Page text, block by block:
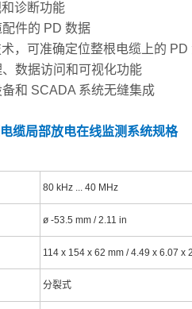
诊断功能
件的 PD 数据
，可准确定位整根电缆上的 PD
数据访问和可视化功能
和 SCADA 系统无缝集成
缆局部放电在线监测系统规格
80 kHz ... 40 MHz
ø -53.5 mm / 2.11 in
114 x 154 x 62 mm / 4.49 x 6.07 x
分裂式